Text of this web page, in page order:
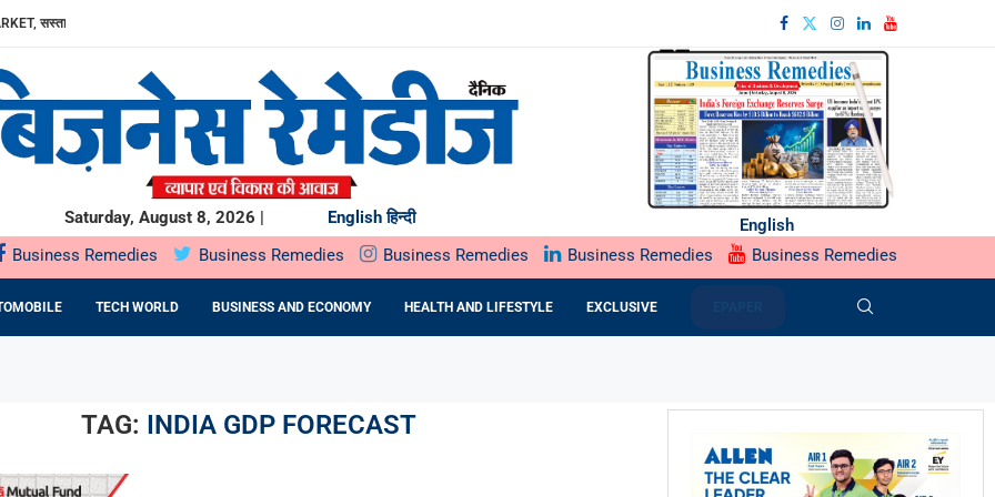
सस्ता...
AAVIN...
में उत्पादन...
BNP...
16TH BRICS TRADE MINISTERS’...
PRATIBHA AGARWAL ON...
के...
Saturday, August 8, 2026 | English हिन्दी
English
Business Remedies Business Remedies Business Remedies Business Remedies Business Remedies
TECH WORLD BUSINESS AND ECONOMY HEALTH AND LIFESTYLE EXCLUSIVE
TAG: INDIA GDP FORECAST